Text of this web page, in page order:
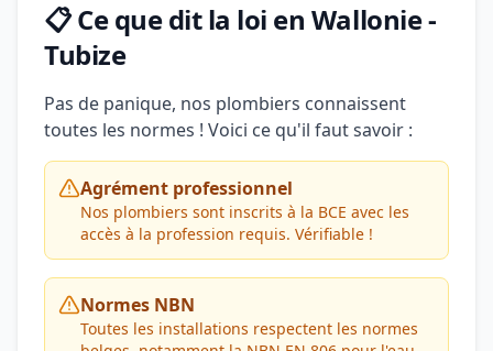
📋 Ce que dit la loi en Wallonie -
Tubize
Pas de panique, nos plombiers connaissent
toutes les normes ! Voici ce qu'il faut savoir :
Agrément professionnel
Nos plombiers sont inscrits à la BCE avec les
accès à la profession requis. Vérifiable !
Normes NBN
Toutes les installations respectent les normes